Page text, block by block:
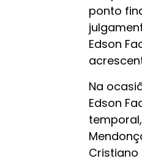
ponto
Edson
Na
Edson
Cristiano